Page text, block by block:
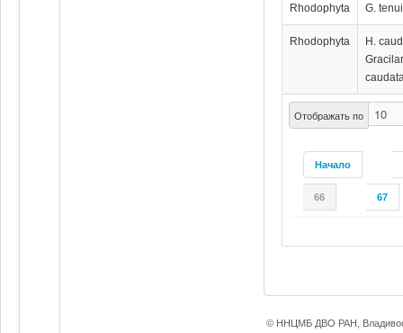
Отображать по
Начало
66 67
Rhodophyta G.
Rhodophyta
H.
© ННЦМБ ДВО РАН,